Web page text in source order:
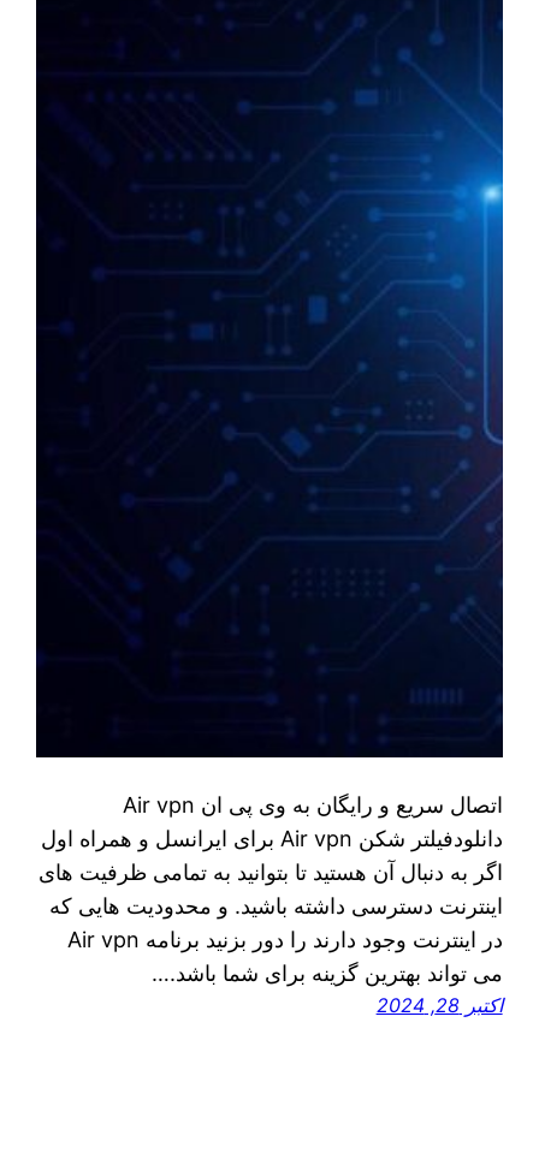
اتصال سریع و رایگان به وی پی ان Air vpn
دانلودفیلتر شکن Air vpn برای ايرانسل و همراه اول
اگر به دنبال آن هستید تا بتوانید به تمامی ظرفیت‌ های
اینترنت دسترسی داشته باشید. و محدودیت هایی که
در اینترنت وجود دارند را دور بزنید برنامه Air vpn
می تواند بهترین گزینه برای شما باشد.…
اکتبر 28, 2024